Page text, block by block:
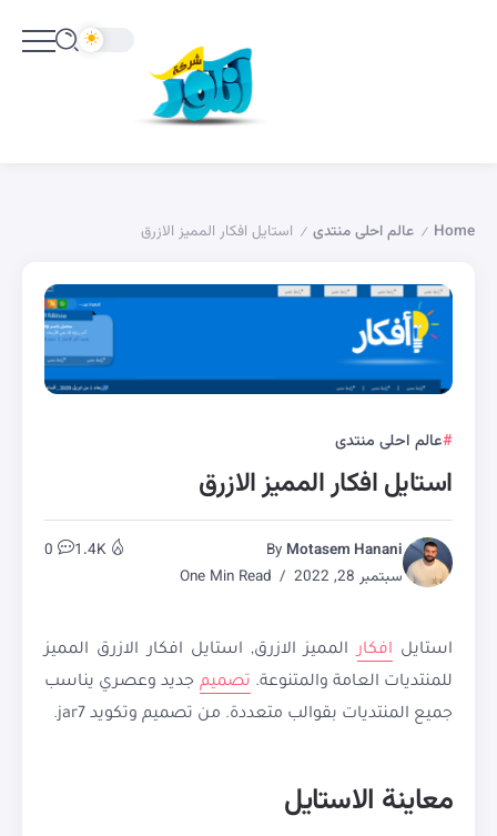
Home
/ عالم احلى منتدى / استايل افكار المميز الازرق
عالم احلى منتدى
استايل افكار المميز الازرق
By Motasem Hanani
سبتمبر 28, 2022
1.4K
0
استايل افكار المميز الازرق, استايل افكار الازرق المميز
للمنتديات العامة والمتنوعة. تصميم جديد وعصري يناسب
جميع المنتديات بقوالب متعددة. من تصميم وتكويد jar7.
معاينة الاستايل